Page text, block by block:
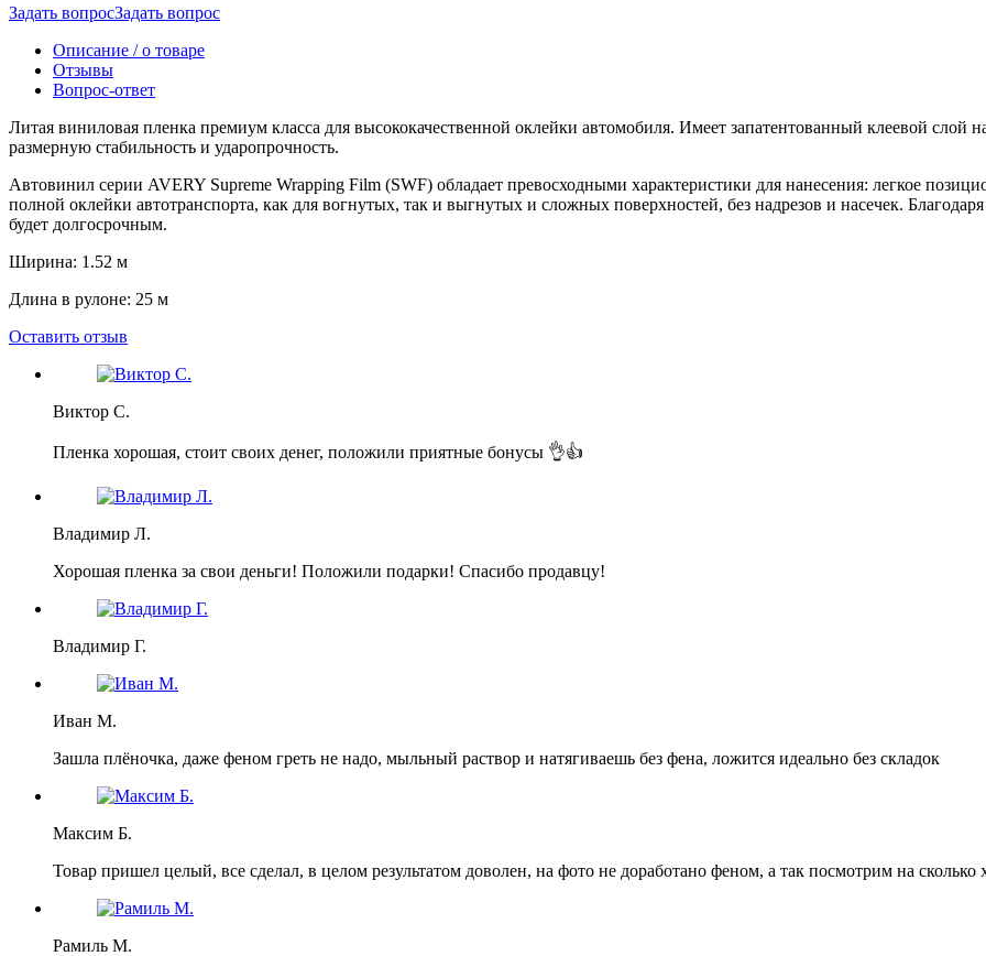
Задать вопросЗадать вопрос
Описание / о товаре
Отзывы
Вопрос-ответ
Литая виниловая пленка премиум класса для высококачественной оклейки автомобиля. Имеет запатентованный клеевой слой
размерную стабильность и ударопрочность.
Автовинил серии AVERY Supreme Wrapping Film (SWF) обладает превосходными характеристики для нанесения: легкое
полной оклейки автотранспорта, как для вогнутых, так и выгнутых и сложных поверхностей, без надрезов и насечек.
будет долгосрочным.
Ширина: 1.52 м
Длина в рулоне: 25 м
Оставить отзыв
Виктор С.
Пленка хорошая, стоит своих денег, положили приятные бонусы 👌👍
Владимир Л.
Хорошая пленка за свои деньги! Положили подарки! Спасибо продавцу!
Владимир Г.
Иван М.
Зашла плёночка, даже феном греть не надо, мыльный раствор и натягиваешь без фена, ложится идеально без складок
Максим Б.
Товар пришел целый, все сделал, в целом результатом доволен, на фото не доработано феном, а так посмотрим на сколько
Рамиль М.